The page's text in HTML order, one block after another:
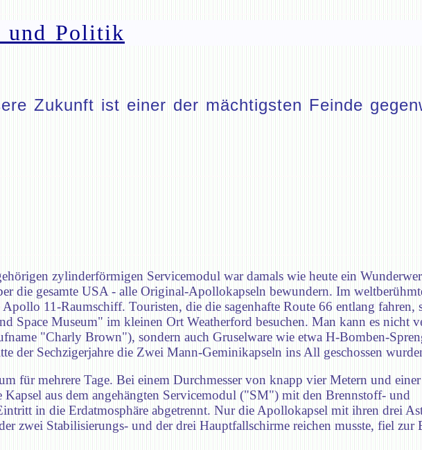
und Politik
Zukunft ist einer der mächtigsten Feinde
zylinderförmigen Servicemodul war damals wie heute ein
die gesamte USA - alle Original-Apollokapseln bewundern. Im
11-Raumschiff. Touristen, die die sagenhafte Route 66 entlang fahren,
Space Museum" im kleinen Ort Weatherford besuchen. Man kann es nicht
"Charly Brown"), sondern auch Gruselware wie etwa H-Bomben-
der Sechzigerjahre die Zwei Mann-Geminikapseln ins All geschossen
für mehrere Tage. Bei einem Durchmesser von knapp vier Metern und
aus dem angehängten Servicemodul ("SM") mit den Brennstoff- und
in die Erdatmosphäre abgetrennt. Nur die Apollokapsel mit ihren drei
zwei Stabilisierungs- und der drei Hauptfallschirme reichen musste, fiel zur